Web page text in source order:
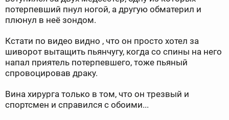
потерпевший пнул ногой, а другую обматерил и
плюнул в неё зондом.
Кстати по видео видно , что он просто хотел за
шиворот вытащить пьянчугу, когда со спины на него
напал приятель потерпевшего, тоже пьяный
спровоцировав драку.
Вина хирурга только в том, что он трезвый и
спортсмен и справился с обоими...